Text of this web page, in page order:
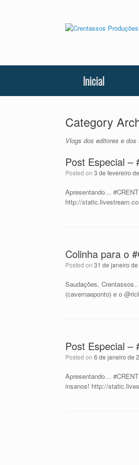
Inicial
Category
Vlogs dos editores e
Post Especial –
Posted on 3 de fevereiro
Apresentando…
http://
Colinha para o
Posted on 31 de janeiro de
Saudações,
(cavernaeponto) e o
Post Especial –
Posted on 6 de janeiro de
Apresentando…
insanos! http://